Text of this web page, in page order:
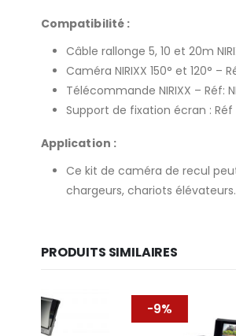
Compatibilité :
Câble rallonge 5, 10 et 20m
Caméra NIRIXX 150° et 120° –
Télécommande NIRIXX – Réf:
Support de fixation écran : Réf :
Application :
Ce kit de caméra de recul
chargeurs, chariots
PRODUITS SIMILAIRES